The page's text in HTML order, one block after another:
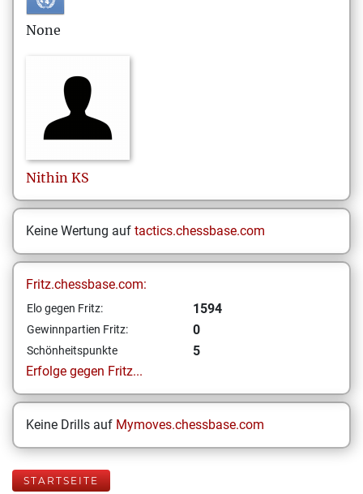
None
Nithin KS
Keine Wertung auf tactics.chessbase.com
Fritz.chessbase.com:
Elo gegen Fritz: 1594
Gewinnpartien Fritz: 0
Schönheitspunkte
5
Erfolge gegen Fritz...
Keine Drills auf Mymoves.chessbase.com
STARTSEITE